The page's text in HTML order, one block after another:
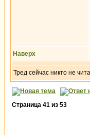
Наверх
Тред сейчас никто не
Страница 41 из 53